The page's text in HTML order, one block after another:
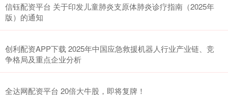
信钰配资平台 关于印发儿童肺炎支原体肺炎诊疗指南（2025年
版）的通知
创利配资APP下载 2025年中国应急救援机器人行业产业链、竞
争格局及重点企业分析
全达网配资平台 20倍大牛股，即将复牌！